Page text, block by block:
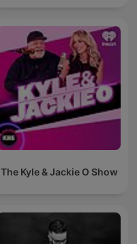
The Kyle & Jackie O Show